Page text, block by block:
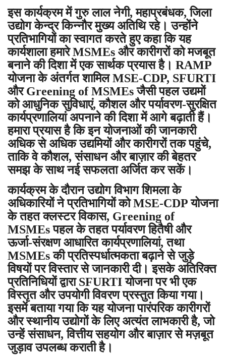
इस कार्यक्रम में गुरु लाल नेगी, महाप्रबंधक, जिला
उद्योग केन्द्र किन्नौर मुख्य अतिथि रहे। उन्होंने
प्रतिभागियों का स्वागत करते हुए कहा कि यह
कार्यशाला हमारे MSMEs और कारीगरों को मजबूत
बनाने की दिशा में एक सार्थक प्रयास है। RAMP
योजना के अंतर्गत शामिल MSE-CDP, SFURTI
और Greening of MSMEs जैसी पहल उद्यमों
को आधुनिक सुविधाएं, कौशल और पर्यावरण-सुरक्षित
कार्यप्रणालियां अपनाने की दिशा में आगे बढ़ाती हैं।
हमारा प्रयास है कि इन योजनाओं की जानकारी
अधिक से अधिक उद्यमियों और कारीगरों तक पहुंचे,
ताकि वे कौशल, संसाधन और बाज़ार की बेहतर
समझ के साथ नई सफलता अर्जित कर सकें।
कार्यक्रम के दौरान उद्योग विभाग शिमला के
अधिकारियों ने प्रतिभागियों को MSE-CDP योजना
के तहत क्लस्टर विकास, Greening of
MSMEs पहल के तहत पर्यावरण हितैषी और
ऊर्जा-संरक्षण आधारित कार्यप्रणालियां, तथा
MSMEs की प्रतिस्पर्धात्मकता बढ़ाने से जुड़े
विषयों पर विस्तार से जानकारी दी। इसके अतिरिक्त
प्रतिनिधियों द्वारा SFURTI योजना पर भी एक
विस्तृत और उपयोगी विवरण प्रस्तुत किया गया।
इसमें बताया गया कि यह योजना पारंपरिक कारीगरों
और स्थानीय उद्योगों के लिए अत्यंत लाभकारी है, जो
उन्हें संसाधन, वित्तीय सहयोग और बाज़ार से मज़बूत
जुड़ाव उपलब्ध कराती है।